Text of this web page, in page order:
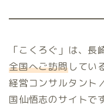
「こくろぐ」は、長
全国へご訪問してい
経営コンサルタント
国仙悟志のサイトで